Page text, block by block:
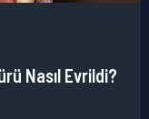
Nasıl Evrildi?